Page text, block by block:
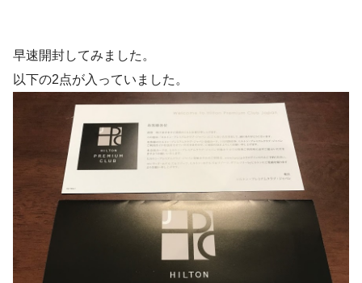
早速開封してみました。
以下の2点が入っていました。